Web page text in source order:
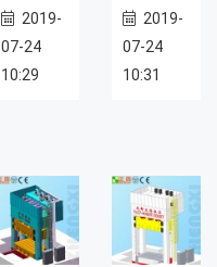
2019-
07-24
10:29
2019-
07-24
10:31